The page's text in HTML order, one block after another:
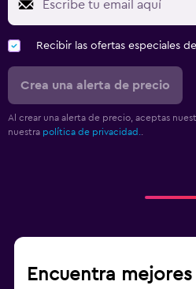
Terraza
Ideal para familias
Cuidado de niños o guardería
Cuna/cama nido disponibles
Buffet infantil
Escritorio
Actividades
Recibir las ofertas especiales
Crea una alerta de precio
Al crear una alerta de precio, aceptas
nuestra política de privacidad.
Encuentra